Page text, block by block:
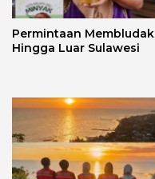
Permintaan Membludak
Hingga Luar Sulawesi